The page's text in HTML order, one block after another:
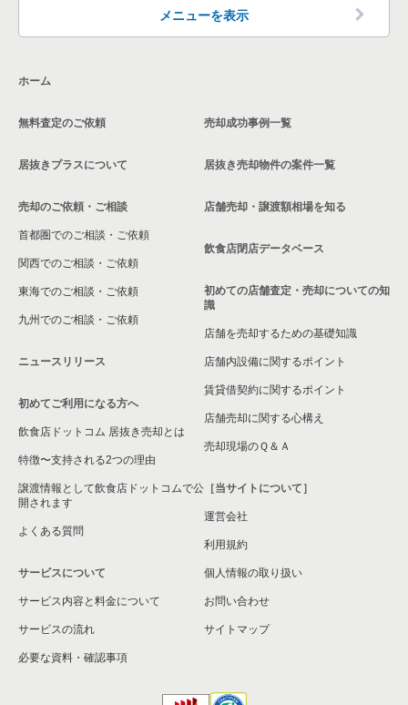
高石市の飲食店の居抜き売却物件の案件一覧
大阪市鶴見区の飲食店の居抜き売却物件の案件一覧
大阪市浪速区の飲食店の居抜き売却物件の案件一覧
八尾市の飲食店の居抜き売却物件の案件一覧
大東市の飲食店の居抜き売却物件の案件一覧
箕面市の飲食店の居抜き売却物件の案件一覧
大阪市淀川区の飲食店の居抜き売却物件の案件一覧
大阪市東成区の飲食店の居抜き売却物件の案件一覧
大阪市城東区の飲食店の居抜き売却物件の案件一覧
大阪市旭区の飲食店の居抜き売却物件の案件一覧
和泉市の飲食店の居抜き売却物件の案件一覧
池田市の飲食店の居抜き売却物件の案件一覧
大阪市大正区の飲食店の居抜き売却物件の案件一覧
メニューを表示
ホーム
無料査定のご依頼
居抜きプラスについて
売却のご依頼・ご相談
首都圏でのご相談・ご依頼
関西でのご相談・ご依頼
東海でのご相談・ご依頼
九州でのご相談・ご依頼
ニュースリリース
初めてご利用になる方へ
飲食店ドットコム 居抜き売却とは
特徴〜支持される2つの理由
譲渡情報として飲食店ドットコムで公
開されます
よくある質問
サービスについて
サービス内容と料金について
サービスの流れ
必要な資料・確認事項
売却成功事例一覧
居抜き売却物件の案件一覧
店舗売却・譲渡額相場を知る
飲食店閉店データベース
初めての店舗査定・売却についての知
識
店舗を売却するための基礎知識
店舗内設備に関するポイント
賃貸借契約に関するポイント
店舗売却に関する心構え
売却現場のＱ＆Ａ
［当サイトについて］
運営会社
利用規約
個人情報の取り扱い
お問い合わせ
サイトマップ